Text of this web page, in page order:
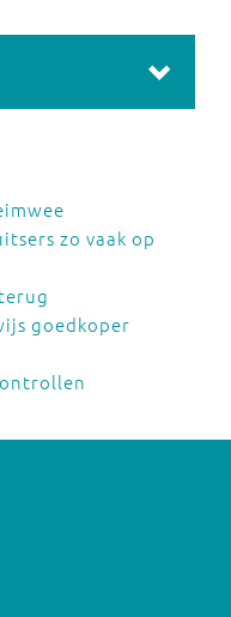
zo vaak op
goedkoper